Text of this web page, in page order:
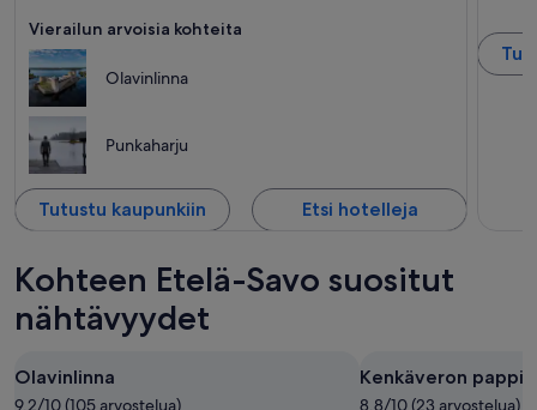
Vierailun arvoisia kohteita
Olavinlinna
Punkaharju
Tutustu kaupunkiin Etsi hotelleja
Kohteen Etelä-Savo suositut
nähtävyydet
Olavinlinna
9.2/10 (105 arvostelua)
Kenkäveron
8.8/10 (23 arvostelua)